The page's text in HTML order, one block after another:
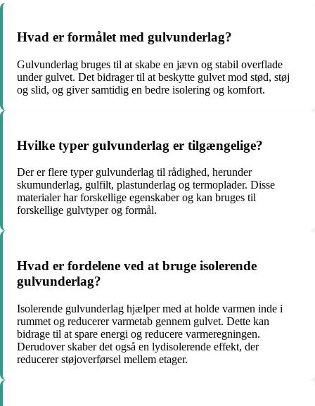
Hvad er formålet med gulvunderlag?
Gulvunderlag bruges til at skabe en jævn og stabil overflade
under gulvet. Det bidrager til at beskytte gulvet mod stød, støj
og slid, og giver samtidig en bedre isolering og komfort.
Hvilke typer gulvunderlag er tilgængelige?
Der er flere typer gulvunderlag til rådighed, herunder
skumunderlag, gulfilt, plastunderlag og termoplader. Disse
materialer har forskellige egenskaber og kan bruges til
forskellige gulvtyper og formål.
Hvad er fordelene ved at bruge isolerende
gulvunderlag?
Isolerende gulvunderlag hjælper med at holde varmen inde i
rummet og reducerer varmetab gennem gulvet. Dette kan
bidrage til at spare energi og reducere varmeregningen.
Derudover skaber det også en lydisolerende effekt, der
reducerer støjoverførsel mellem etager.